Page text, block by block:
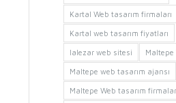
Kartal Web tasarım firmaları
Kartal web tasarım fiyatları
lalezar web sitesi Maltepe
Maltepe web tasarım ajansı
Maltepe Web tasarım